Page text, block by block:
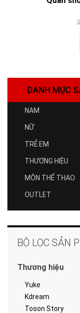
DANH MỤC
NAM
NỮ
TRẺ EM
THƯƠNG HIỆU
MÔN THỂ THAO
OUTLET
BỘ LỌC SẢN
Thương hiệu
Yuke
Kdream
Toson Story